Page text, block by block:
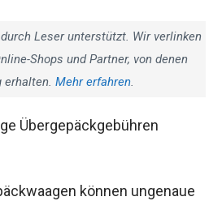
Leser unterstützt. Wir verlinken
Shops und Partner, von denen
erhalten. Mehr erfahren.
Übergepäckgebühren
können ungenaue